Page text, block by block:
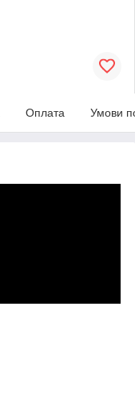
Оплата Умови